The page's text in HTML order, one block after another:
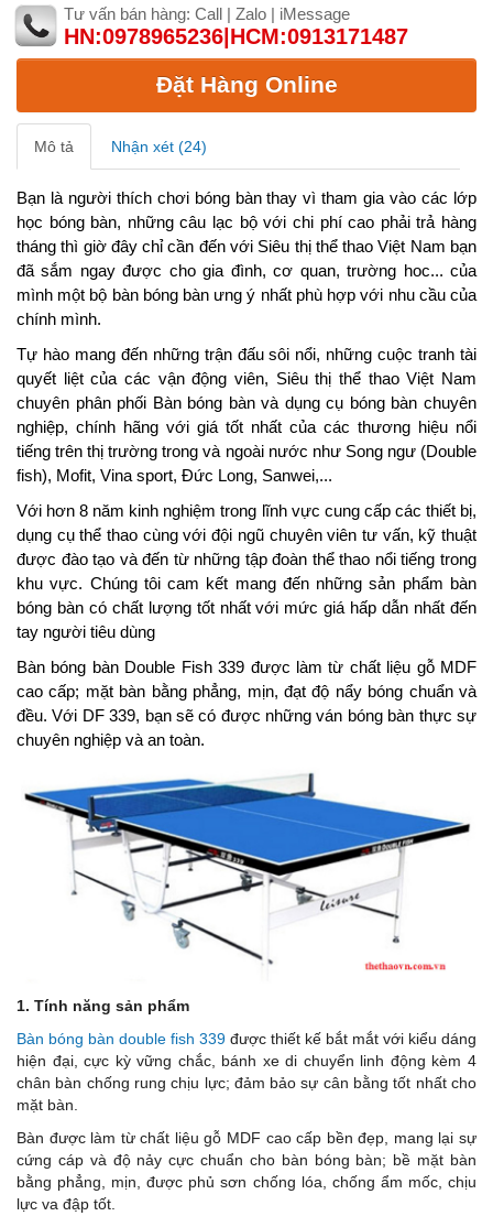
Tư vấn bán hàng: Call | Zalo | iMessage
HN:0978965236|HCM:0913171487
Đặt Hàng Online
Mô tả Nhận xét (24)
Bạn là người thích chơi bóng bàn thay vì tham gia vào các lớp
học bóng bàn, những câu lạc bộ với chi phí cao phải trả hàng
tháng thì giờ đây chỉ cần đến với Siêu thị thể thao Việt Nam bạn
đã sắm ngay được cho gia đình, cơ quan, trường hoc... của
mình một bộ bàn bóng bàn ưng ý nhất phù hợp với nhu cầu của
chính mình.
Tự hào mang đến những trận đấu sôi nổi, những cuộc tranh tài
quyết liệt của các vận động viên, Siêu thị thể thao Việt Nam
chuyên phân phối Bàn bóng bàn và dụng cụ bóng bàn chuyên
nghiệp, chính hãng với giá tốt nhất của các thương hiệu nổi
tiếng trên thị trường trong và ngoài nước như Song ngư (Double
fish), Mofit, Vina sport, Đức Long, Sanwei,...
Với hơn 8 năm kinh nghiệm trong lĩnh vực cung cấp các thiết bị,
dụng cụ thể thao cùng với đội ngũ chuyên viên tư vấn, kỹ thuật
được đào tạo và đến từ những tập đoàn thể thao nổi tiếng trong
khu vực. Chúng tôi cam kết mang đến những sản phẩm bàn
bóng bàn có chất lượng tốt nhất với mức giá hấp dẫn nhất đến
tay người tiêu dùng
Bàn bóng bàn Double Fish 339 được làm từ chất liệu gỗ MDF
cao cấp; mặt bàn bằng phẳng, mịn, đạt độ nẩy bóng chuẩn và
đều. Với DF 339, bạn sẽ có được những ván bóng bàn thực sự
chuyên nghiệp và an toàn.
1. Tính năng sản phẩm
Bàn bóng bàn double fish 339 được thiết kế bắt mắt với kiểu dáng
hiện đại, cực kỳ vững chắc, bánh xe di chuyển linh động kèm 4
chân bàn chống rung chịu lực; đảm bảo sự cân bằng tốt nhất cho
mặt bàn.
Bàn được làm từ chất liệu gỗ MDF cao cấp bền đẹp, mang lại sự
cứng cáp và độ nảy cực chuẩn cho bàn bóng bàn; bề mặt bàn
bằng phẳng, mịn, được phủ sơn chống lóa, chống ẩm mốc, chịu
lực va đập tốt.